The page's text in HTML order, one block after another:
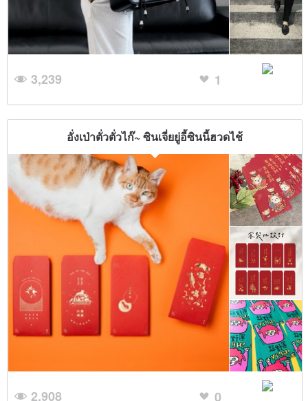
3,239 1
อั่งเป่าตั่วตั่วไก๊~ ซินเจี่ยยู่อี้ซินนี้ฮวดไช้
2,908 0